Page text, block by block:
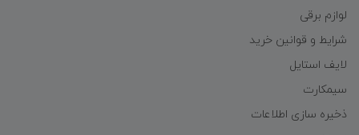
لوازم برقی
شرایط و قوانین خرید
لایف استایل
سیمکارت
ذخیره سازی اطلاعات